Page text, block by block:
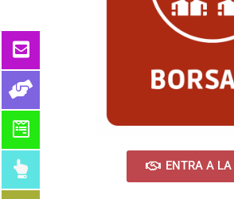
ENTRA A